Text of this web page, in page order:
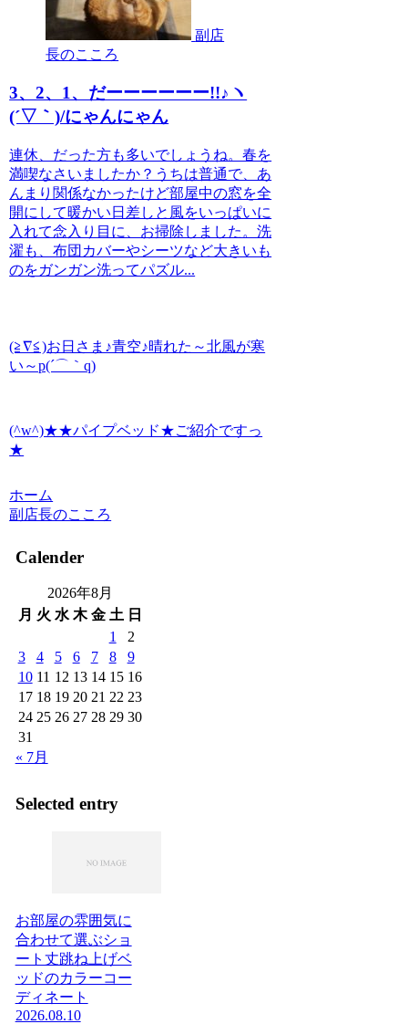
副店
長のこころ
3、2、1、だーーーーーー!!♪ヽ
(´▽｀)/にゃんにゃん
連休、だった方も多いでしょうね。春を
満喫なさいましたか？うちは普通で、あ
んまり関係なかったけど部屋中の窓を全
開にして暖かい日差しと風をいっぱいに
入れて念入り目に、お掃除しました。洗
濯も、布団カバーやシーツなど大きいも
のをガンガン洗ってパズル...
(≧∇≦)お日さま♪青空♪晴れた～北風が寒
い～p(´⌒｀q)
(^w^)★★パイプベッド★ご紹介ですっ
★
ホーム
副店長のこころ
Calender
2026年8月
月 火 水 木 金 土 日
1
2
3
4 5 6 7 8
9
10 11 12 13 14 15 16
17 18 19 20 21 22 23
24 25 26 27 28 29 30
31
« 7月
Selected entry
お部屋の雰囲気に
合わせて選ぶショ
ート丈跳ね上げベ
ッドのカラーコー
ディネート
2026.08.10